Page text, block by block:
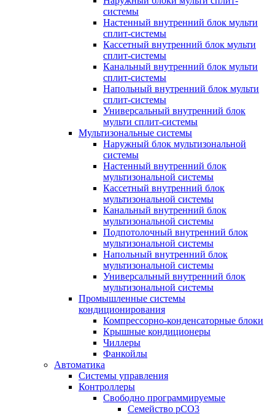
системы
Настенный внутренний блок мульти
сплит-системы
Кассетный внутренний блок мульти
сплит-системы
Канальный внутренний блок мульти
сплит-системы
Напольный внутренний блок мульти
сплит-системы
Универсальный внутренний блок
мульти сплит-системы
Мультизональные системы
Наружный блок мультизональной
системы
Настенный внутренний блок
мультизональной системы
Кассетный внутренний блок
мультизональной системы
Канальный внутренний блок
мультизональной системы
Подпотолочный внутренний блок
мультизональной системы
Напольный внутренний блок
мультизональной системы
Универсальный внутренний блок
мультизональной системы
Промышленные системы
кондиционирования
Компрессорно-конденсаторные блоки
Крышные кондиционеры
Чиллеры
Фанкойлы
Автоматика
Системы управления
Контроллеры
Свободно программируемые
Семейство pCO3